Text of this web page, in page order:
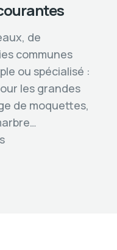
de
communes
ou spécialisé :
les grandes
de moquettes,